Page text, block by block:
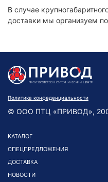
В случае
доставки мы организуем
Политика конфеденциальности
© ООО ПТЦ «ПРИВОД»,
КАТАЛОГ
СПЕЦПРЕДЛОЖЕНИЯ
ДОСТАВКА
НОВОСТИ